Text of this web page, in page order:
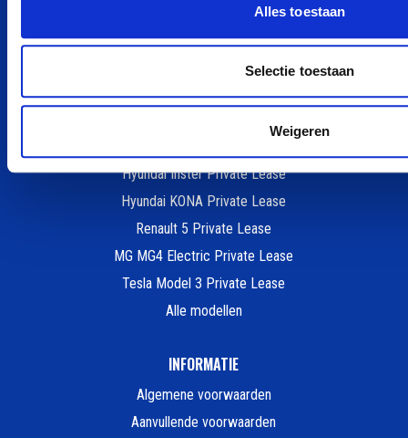
Alles toestaan
Selectie toestaan
Weigeren
Peugeot e-208 Private Lease
Dacia Spring Private Lease
Zeekr X Private Lease
Škoda Elroq Private Lease
Hyundai Inster Private Lease
Hyundai KONA Private Lease
Renault 5 Private Lease
MG MG4 Electric Private Lease
Tesla Model 3 Private Lease
Alle modellen
INFORMATIE
Algemene voorwaarden
Aanvullende voorwaarden